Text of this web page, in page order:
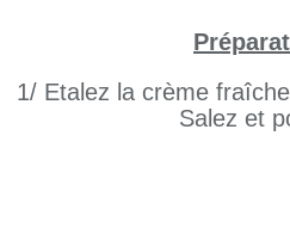
1/ Etalez la crème
Salez et